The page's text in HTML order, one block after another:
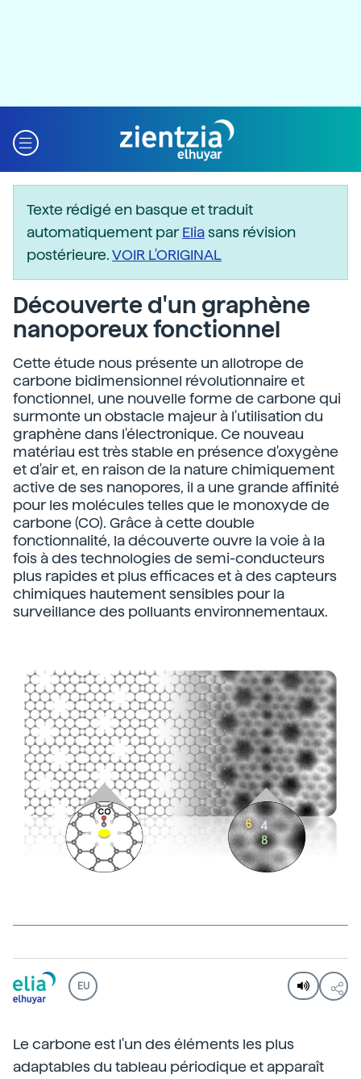
Texte rédigé en basque et traduit
automatiquement parEliasans révision
postérieure.VOIR L'ORIGINAL
Découverte d'un graphène
nanoporeux fonctionnel
Cette étude nous présente un allotrope de
carbone bidimensionnel révolutionnaire et
fonctionnel, une nouvelle forme de carbone qui
surmonte un obstacle majeur à l'utilisation du
graphène dans l'électronique. Ce nouveau
matériau est très stable en présence d'oxygène
et d'air et, en raison de la nature chimiquement
active de ses nanopores, il a une grande affinité
pour les molécules telles que le monoxyde de
carbone (CO). Grâce à cette double
fonctionnalité, la découverte ouvre la voie à la
fois à des technologies de semi-conducteurs
plus rapides et plus efficaces et à des capteurs
chimiques hautement sensibles pour la
surveillance des polluants environnementaux.
EU
Le carbone est l'un des éléments les plus
adaptables du tableau périodique et apparaît